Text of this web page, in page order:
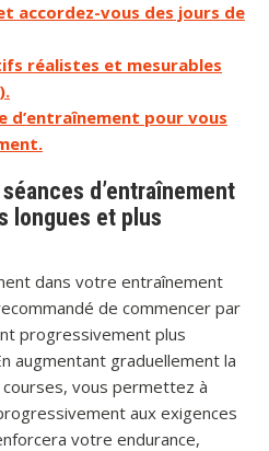
accordez-vous des jours de
réalistes et mesurables
d’entraînement pour vous
d’entraînement
longues et plus
dans votre entraînement
de commencer par
progressivement plus
augmentant graduellement la
vous permettez à
aux exigences
votre endurance,